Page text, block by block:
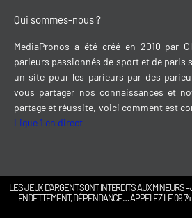
Qui sommes-nous ?
MediaPronos a été créé en 2010 par
parieurs passionnés de sport et de paris
un site pour les parieurs par des
vous partager nos connaissances et
partage et réussite, voici comment est
Ligue 1 en direct
LES JEUX D’ARGENT SONT INTERDITS AUX MINEURS
ENDETTEMENT, DÉPENDANCE… APPELEZ LE 09 74